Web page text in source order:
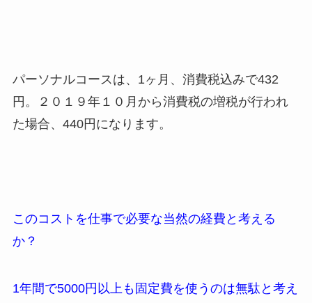
パーソナルコースは、1ヶ月、消費税込みで432
円。２０１９年１０月から消費税の増税が行われ
た場合、440円になります。
このコストを仕事で必要な当然の経費と考える
か？
1年間で5000円以上も固定費を使うのは無駄と考え